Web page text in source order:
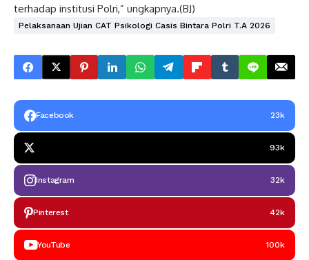
terhadap institusi Polri,” ungkapnya.(BJ)
Pelaksanaan Ujian CAT Psikologi Casis Bintara Polri T.A 2026
Facebook 23k
93k
Instagram 32k
Pinterest 42k
YouTube 100k